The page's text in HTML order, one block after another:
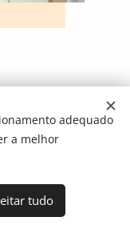
ambiente
adequado
a melhor
tudo